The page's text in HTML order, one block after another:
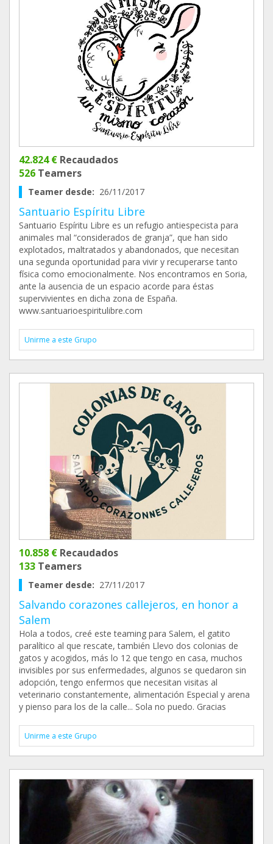
42.824 € Recaudados
526 Teamers
Teamer desde: 26/11/2017
Santuario Espíritu Libre
Santuario Espíritu Libre es un refugio antiespecista para
animales mal “considerados de granja”, que han sido
explotados, maltratados y abandonados, que necesitan
una segunda oportunidad para vivir y recuperarse tanto
física como emocionalmente. Nos encontramos en Soria,
ante la ausencia de un espacio acorde para éstas
supervivientes en dicha zona de España.
www.santuarioespiritulibre.com
Unirme a este Grupo
10.858 € Recaudados
133 Teamers
Teamer desde: 27/11/2017
Salvando corazones callejeros, en honor a
Salem
Hola a todos, creé este teaming para Salem, el gatito
paralítico al que rescate, también Llevo dos colonias de
gatos y acogidos, más lo 12 que tengo en casa, muchos
invisibles por sus enfermedades, algunos se quedaron sin
adopción, tengo enfermos que necesitan visitas al
veterinario constantemente, alimentación Especial y arena
y pienso para los de la calle... Sola no puedo. Gracias
Unirme a este Grupo